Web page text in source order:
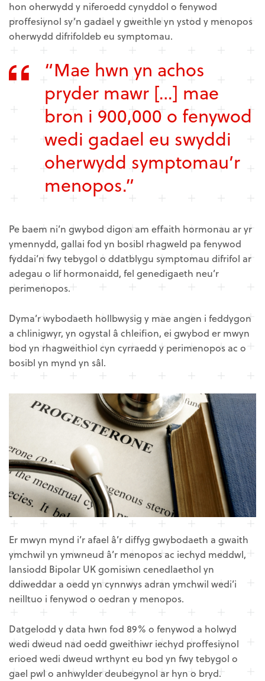
hon oherwydd y niferoedd cynyddol o fenywod
proffesiynol sy’n gadael y gweithle yn ystod y menopos
oherwydd difrifoldeb eu symptomau.
“Mae hwn yn achos
pryder mawr […] mae
bron i 900,000 o fenywod
wedi gadael eu swyddi
oherwydd symptomau’r
menopos.”
Pe baem ni’n gwybod digon am effaith hormonau ar yr
ymennydd, gallai fod yn bosibl rhagweld pa fenywod
fyddai’n fwy tebygol o ddatblygu symptomau difrifol ar
adegau o lif hormonaidd, fel genedigaeth neu’r
perimenopos.
Dyma’r wybodaeth hollbwysig y mae angen i feddygon
a chlinigwyr, yn ogystal â chleifion, ei gwybod er mwyn
bod yn rhagweithiol cyn cyrraedd y perimenopos ac o
bosibl yn mynd yn sâl.
Er mwyn mynd i’r afael â’r diffyg gwybodaeth a gwaith
ymchwil yn ymwneud â’r menopos ac iechyd meddwl,
lansiodd Bipolar UK gomisiwn cenedlaethol yn
ddiweddar a oedd yn cynnwys adran ymchwil wedi’i
neilltuo i fenywod o oedran y menopos.
Datgelodd y data hwn fod 89% o fenywod a holwyd
wedi dweud nad oedd gweithiwr iechyd proffesiynol
erioed wedi dweud wrthynt eu bod yn fwy tebygol o
gael pwl o anhwylder deubegynol ar hyn o bryd.